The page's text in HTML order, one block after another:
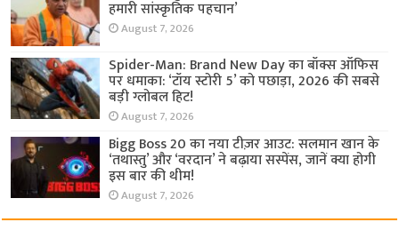
हमारी सांस्कृतिक पहचान’
August 7, 2026
Spider-Man: Brand New Day का बॉक्स ऑफिस
पर धमाका: ‘टॉय स्टोरी 5’ को पछाड़ा, 2026 की सबसे
बड़ी ग्लोबल हिट!
August 7, 2026
Bigg Boss 20 का नया टीज़र आउट: सलमान खान के
‘तथास्तु’ और ‘वरदान’ ने बढ़ाया सस्पेंस, जानें क्या होगी
इस बार की थीम!
August 7, 2026